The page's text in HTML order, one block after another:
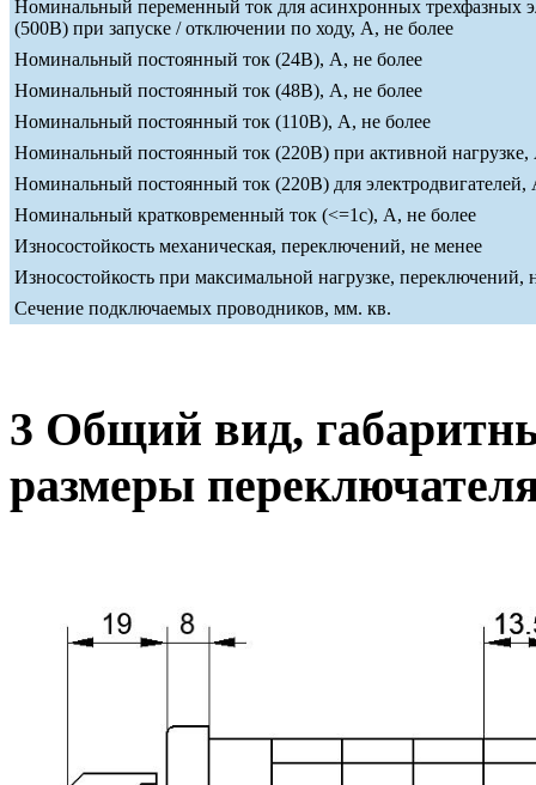
Номинальный переменный ток для асинхронных трехфазных
(500В) при запуске / отключении по ходу, А, не более
Номинальный постоянный ток (24В), А, не более
Номинальный постоянный ток (48В), А, не более
Номинальный постоянный ток (110В), А, не более
Номинальный постоянный ток (220В) при активной нагрузке,
Номинальный постоянный ток (220В) для электродвигателей,
Номинальный кратковременный ток (<=1c), А, не более
Износостойкость механическая, переключений, не менее
Износостойкость при максимальной нагрузке, переключений,
Сечение подключаемых проводников, мм. кв.
3 Общий вид,
размеры